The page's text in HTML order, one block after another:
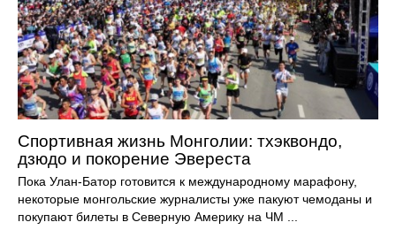
Спортивная жизнь Монголии: тхэквондо,
дзюдо и покорение Эвереста
Пока Улан-Батор готовится к международному марафону,
некоторые монгольские журналисты уже пакуют чемоданы и
покупают билеты в Северную Америку на ЧМ ...